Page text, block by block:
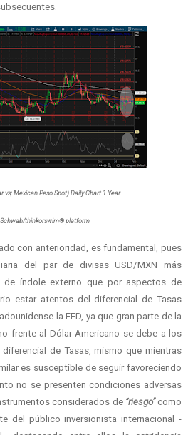
vs; Mexican Peso Spot) Daily Chart 1 Year
thinkorswim® platform
con anterioridad, es fundamental, pues
del par de divisas USD/MXN más
de índole externo que por aspectos de
estar atentos del diferencial de Tasas
la FED, ya que gran parte de la
frente al Dólar Americano se debe a los
de Tasas, mismo que mientras
es susceptible de seguir favoreciendo
no se presenten condiciones adversas
considerados de “riesgo”como
del público inversionista internacional -